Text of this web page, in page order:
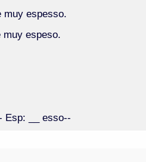
muy espesso.
muy espeso.
Esp: __ esso--